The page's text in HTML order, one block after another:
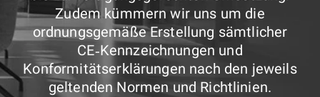
Zudem kümmern wir uns um die
ordnungsgemäße Erstellung sämtlicher
CE‑Kennzeichnungen und
Konformitätserklärungen nach den jeweils
geltenden Normen und Richtlinien.